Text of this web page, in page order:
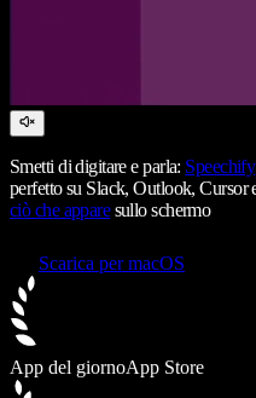
Smetti di digitare e parla: Speechify
perfetto su Slack, Outlook, Cursor
ciò che apparesullo schermo
Scarica per macOS
App del giornoApp Store